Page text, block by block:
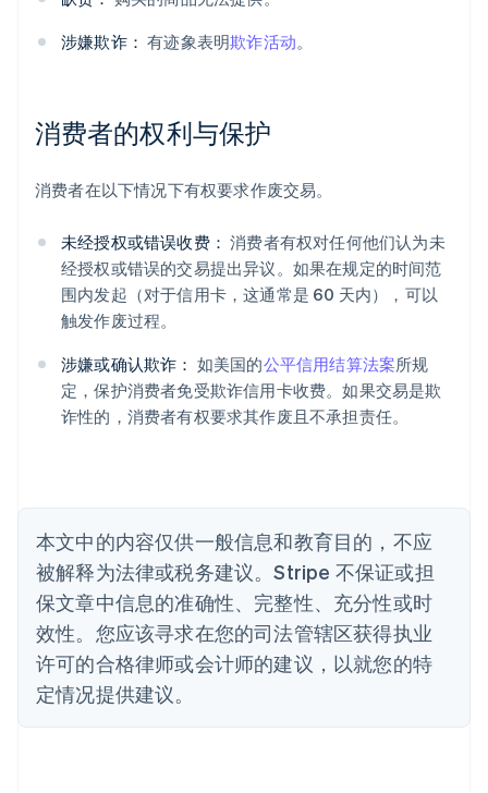
涉嫌欺诈： 有迹象表明欺诈活动。
消费者的权利与保护
消费者在以下情况下有权要求作废交易。
未经授权或错误收费： 消费者有权对任何他们认为未
经授权或错误的交易提出异议。如果在规定的时间范
围内发起（对于信用卡，这通常是 60 天内），可以
触发作废过程。
涉嫌或确认欺诈： 如美国的公平信用结算法案所规
定，保护消费者免受欺诈信用卡收费。如果交易是欺
诈性的，消费者有权要求其作废且不承担责任。
本文中的内容仅供一般信息和教育目的，不应
被解释为法律或税务建议。Stripe 不保证或担
保文章中信息的准确性、完整性、充分性或时
效性。您应该寻求在您的司法管辖区获得执业
许可的合格律师或会计师的建议，以就您的特
定情况提供建议。
阿联酋
爱尔兰
爱沙尼亚
English
奥地利
DeutschEnglish
澳大利亚
巴西
PortuguêsEnglish
保加利亚
English
丹麦
德国
DeutschEnglish
法国
FrançaisEnglish
芬兰
EnglishSvenska